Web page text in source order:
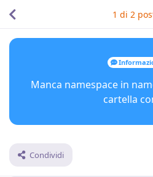
Manca namespace in
cartella
Condividi
1 di 2